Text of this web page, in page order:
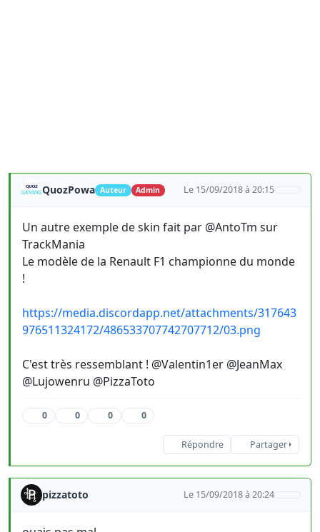
QuozPowa Auteur Admin Le 15/09/2018 à 20:15
Un autre exemple de skin fait par @AntoTm sur
TrackMania
Le modèle de la Renault F1 championne du monde
!
https://media.discordapp.net/attachments/317643
976511324172/486533707742707712/03.png
C'est très ressemblant ! @Valentin1er @JeanMax
@Lujowenru @PizzaToto
0 0 0 0
Répondre Partager
pizzatoto Le 15/09/2018 à 20:24